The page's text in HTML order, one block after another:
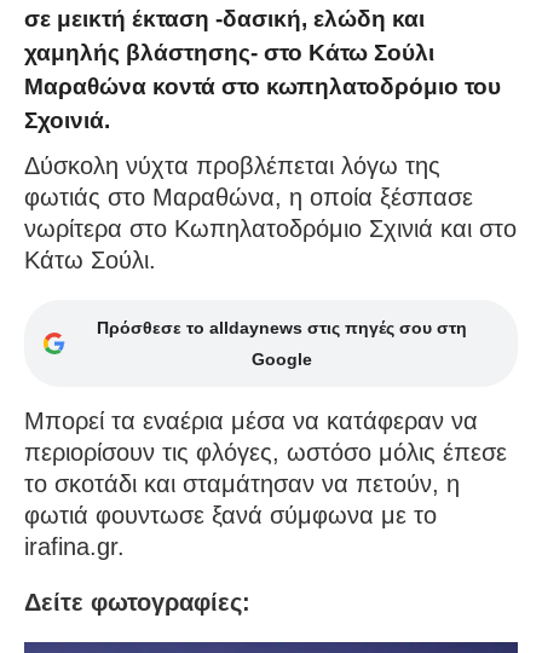
σε μεικτή έκταση -δασική, ελώδη και
χαμηλής βλάστησης- στο Κάτω Σούλι
Μαραθώνα κοντά στο κωπηλατοδρόμιο του
Σχοινιά.
Δύσκολη νύχτα προβλέπεται λόγω της
φωτιάς στο Μαραθώνα, η οποία ξέσπασε
νωρίτερα στο Κωπηλατοδρόμιο Σχινιά και στο
Κάτω Σούλι.
Πρόσθεσε το alldaynews στις πηγές σου στη
Google
Μπορεί τα εναέρια μέσα να κατάφεραν να
περιορίσουν τις φλόγες, ωστόσο μόλις έπεσε
το σκοτάδι και σταμάτησαν να πετούν, η
φωτιά φουντωσε ξανά σύμφωνα με το
irafina.gr.
Δείτε φωτογραφίες: